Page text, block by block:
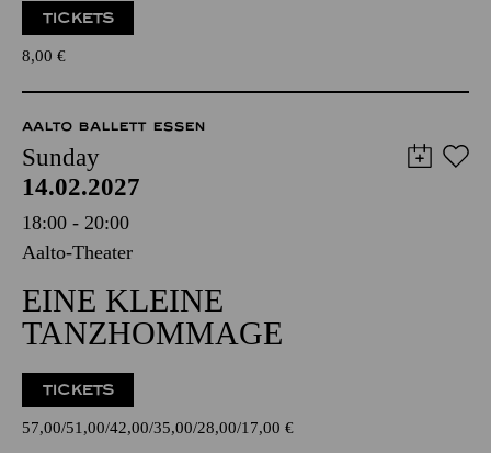
TICKETS
8,00 €
AALTO BALLETT ESSEN
Sunday
14.02.2027
18:00 - 20:00
Aalto-Theater
EINE KLEINE
TANZHOMMAGE
TICKETS
57,00 51,00 42,00 35,00 28,00 17,00 €